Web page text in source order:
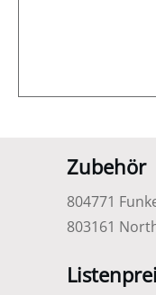
Zubehör
804771
803161